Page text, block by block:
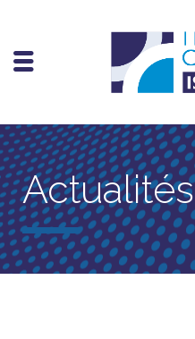
Actualités